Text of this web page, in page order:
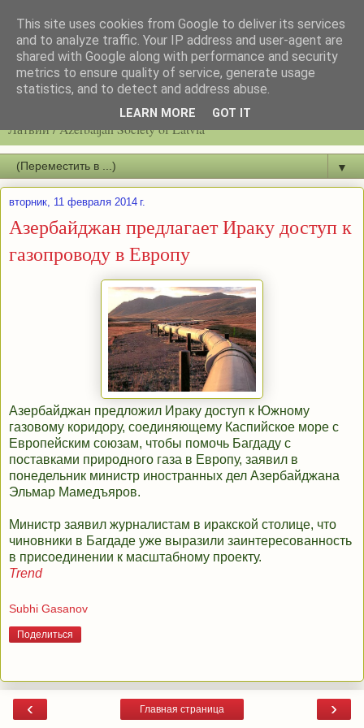
Latvijas azerbaidžāņu biedrību / Общество азербайджанцев
Латвии / Azerbaijan Society of Latvia
▼
вторник, 11 февраля 2014 г.
Азербайджан предлагает Ираку доступ к
газопроводу в Европу
Азербайджан предложил Ираку доступ к Южному
газовому коридору, соединяющему Каспийское море с
Европейским союзам, чтобы помочь Багдаду с
поставками природного газа в Европу, заявил в
понедельник министр иностранных дел Азербайджана
Эльмар Мамедъяров.
Министр заявил журналистам в иракской столице, что
чиновники в Багдаде уже выразили заинтересованность
в присоединении к масштабному проекту.
Trend
Subhi Gasanov
Поделиться
‹ ›
Главная страница
This site uses cookies from Google to deliver its services
and to analyze traffic. Your IP address and user-agent are
shared with Google along with performance and security
metrics to ensure quality of service, generate usage
statistics, and to detect and address abuse.
LEARN MORE GOT IT